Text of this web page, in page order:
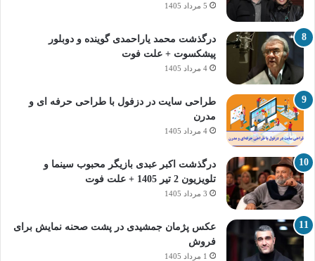
5 مرداد 1405
درگذشت محمد یاراحمدی گوینده و دوبلور
پیشکسوت + علت فوت
4 مرداد 1405
طراحی سایت در دزفول با طراحی حرفه‌ ای و
مدرن
4 مرداد 1405
درگذشت اکبر عبدی بازیگر محبوب سینما و
تلویزیون 2 تیر 1405 + علت فوت
3 مرداد 1405
عکس پژمان جمشیدی در پشت صحنه نمایش برای
فروش
1 مرداد 1405